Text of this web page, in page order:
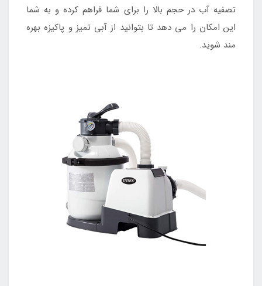
تصفیه آب در حجم بالا را برای شما فراهم کرده و به شما
این امکان را می دهد تا بتوانید از آبی تمیز و پاکیزه بهره
مند شوید.